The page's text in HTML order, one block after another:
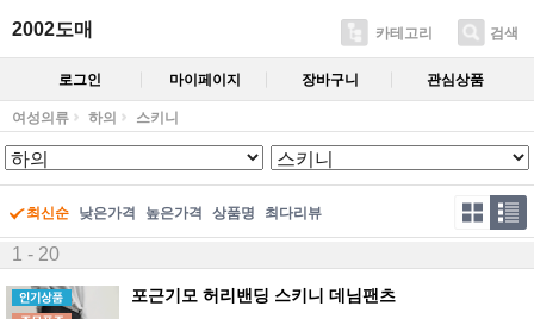
2002도매 카테고리 검색
로그인 마이페이지 장바구니 관심상품
여성의류 하의 스키니
최신순 낮은가격 높은가격 상품명 최다리뷰
1 - 20
포근기모 허리밴딩 스키니 데님팬츠